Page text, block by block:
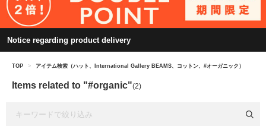
Notice regarding product delivery
TOP > アイテム検索（ハット、International Gallery BEAMS、コットン、#オーガニック）
Items related to "#organic"(2)